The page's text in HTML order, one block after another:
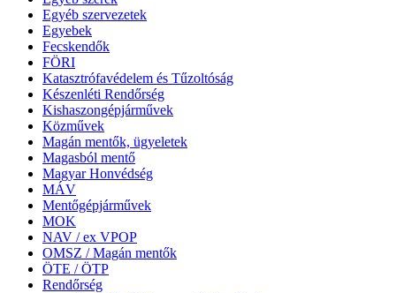
Egyéb szervezetek
Egyebek
Fecskendők
FÖRI
Katasztrófavédelem és Tűzoltóság
Készenléti Rendőrség
Kishaszongépjárművek
Közművek
Magán mentők, ügyeletek
Magasból mentő
Magyar Honvédség
MÁV
Mentőgépjárművek
MOK
NAV / ex VPOP
OMSZ / Magán mentők
ÖTE / ÖTP
Rendőrség